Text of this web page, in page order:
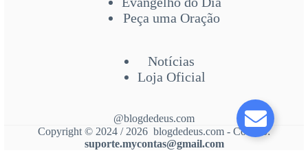
Peça uma Oração
Notícias
Loja Oficial
@blogdedeus.com
Copyright © 2024 / 2026 blogdedeus.com - Contato:
suporte.mycontas@gmail.com